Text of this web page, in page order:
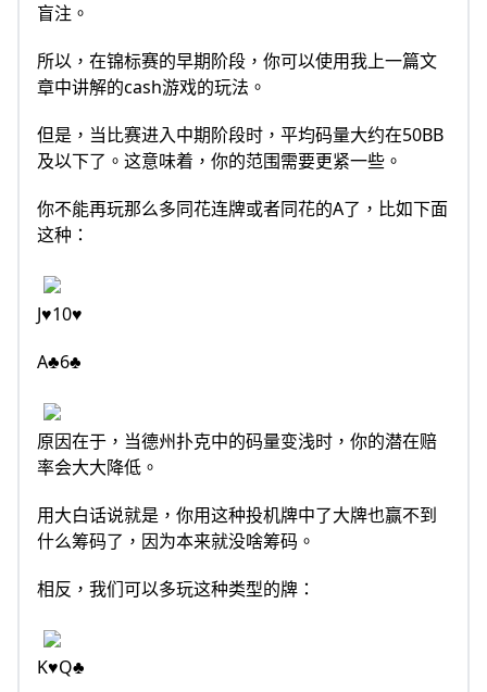
盲注。
所以，在锦标赛的早期阶段，你可以使用我上一篇文
章中讲解的cash游戏的玩法。
但是，当比赛进入中期阶段时，平均码量大约在50BB
及以下了。这意味着，你的范围需要更紧一些。
你不能再玩那么多同花连牌或者同花的A了，比如下面
这种：
J♥10♥
A♣6♣
原因在于，当德州扑克中的码量变浅时，你的潜在赔
率会大大降低。
用大白话说就是，你用这种投机牌中了大牌也赢不到
什么筹码了，因为本来就没啥筹码。
相反，我们可以多玩这种类型的牌：
K♥Q♣